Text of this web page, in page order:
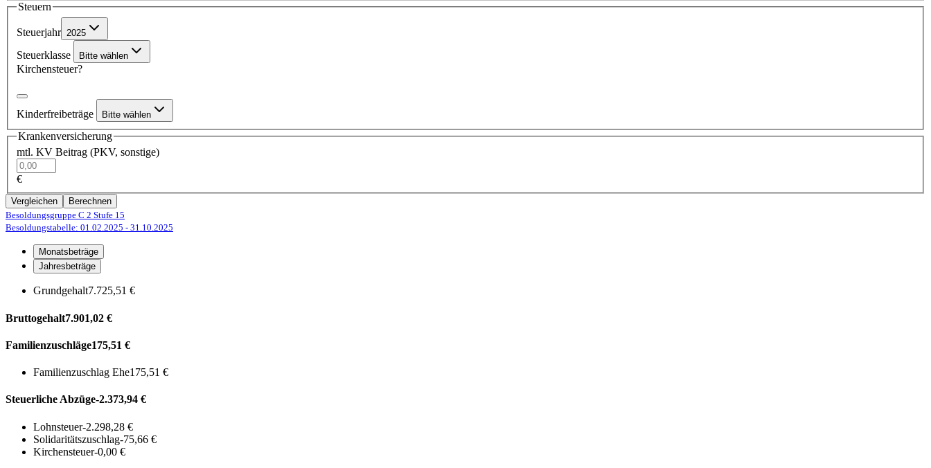
Steuern
Steuerjahr 2025
Steuerklasse Bitte wählen
Kirchensteuer?
Kinderfreibeträge Bitte wählen
Krankenversicherung
mtl. KV Beitrag (PKV, sonstige)
€
Vergleichen
Berechnen
Besoldungsgruppe C 2 Stufe 15
Besoldungstabelle: 01.02.2025 - 31.10.2025
Monatsbeträge
Jahresbeträge
Grundgehalt7.725,51 €
Bruttogehalt7.901,02 €
Familienzuschläge175,51 €
Familienzuschlag Ehe175,51 €
Steuerliche Abzüge-2.373,94 €
Lohnsteuer-2.298,28 €
Solidaritätszuschlag-75,66 €
Kirchensteuer-0,00 €